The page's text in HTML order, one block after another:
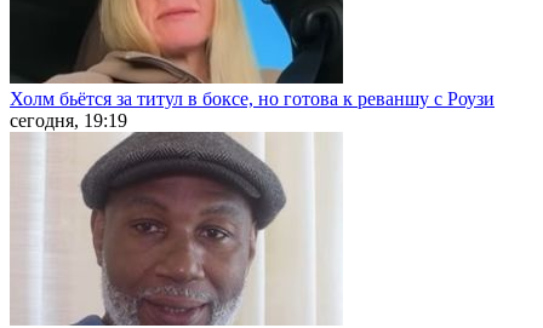
Холм бьётся за титул в боксе, но готова к реваншу с Роузи
сегодня, 19:19